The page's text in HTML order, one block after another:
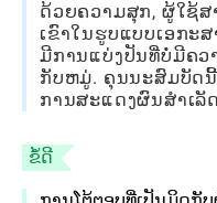
ດ້ວຍຄວາມສຸກ, ຜູ້ໃຊ້
ເຂົາໃນຮູບແບບເອກະ
ມີການແບ່ງປັນທີ່ບໍ່ມີຄວ
ກັບຫມູ່. ຄຸນນະສົມບັດ
ການສະແດງຜົນສໍາເລັ
ຂໍ້ດີ